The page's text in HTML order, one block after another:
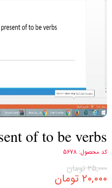
of to be verbs
کد محصول: 5678
۲۵,۰۰۰ تومان
۲۰,۰۰۰ تومان